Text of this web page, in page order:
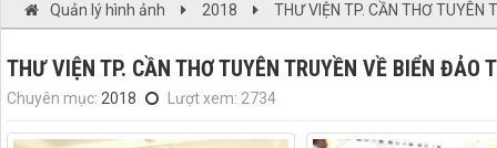
Quản lý hình ảnh 2018 THƯ VIỆN TP. CẦN THƠ TUYÊN
THƯ VIỆN TP. CẦN THƠ TUYÊN TRUYỀN VỀ BIỂN ĐẢO
Chuyên mục: 2018 Lượt xem: 2734